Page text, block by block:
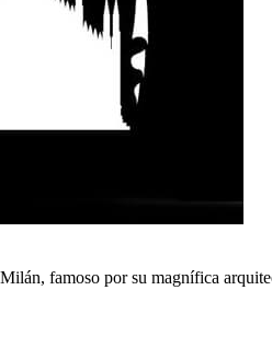
famoso por su magnífica